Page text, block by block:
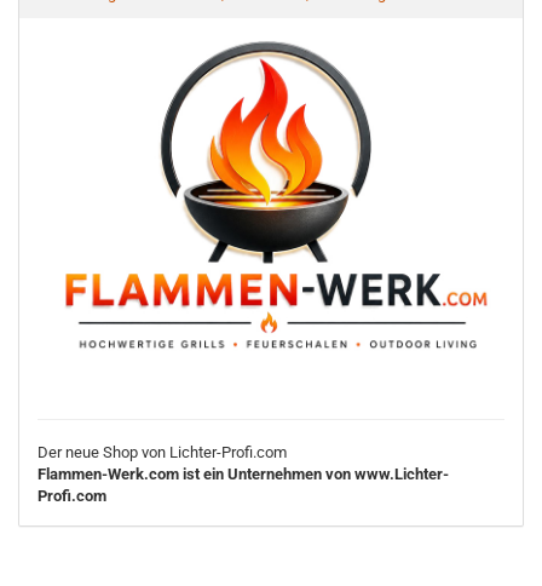
Der neue Shop von Lichter-Profi.com
Flammen-Werk.com ist ein Unternehmen von www.Lichter-
Profi.com